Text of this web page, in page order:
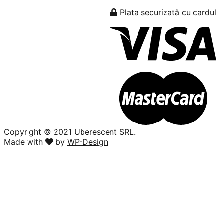
Plata securizată cu cardul
Copyright ©️ 2021 Uberescent SRL.
Made with
by WP-Design